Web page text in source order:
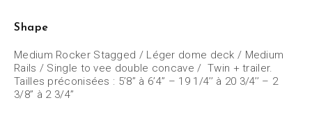
Shape
Medium Rocker Stagged / Léger dome deck / Medium
Rails / Single to vee double concave / Twin + trailer.
Tailles préconisées : 5’8’’ à 6’4’’ – 19 1/4’’ à 20 3/4’’ – 2
3/8’’ à 2 3/4’’